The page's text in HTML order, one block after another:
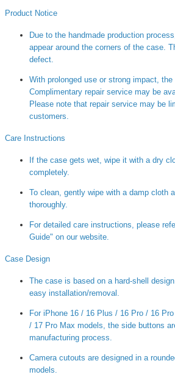
Product Notice
Due to the handmade production
appear around the corners of the case.
defect.
With prolonged use or strong impact,
Complimentary repair service may be
Please note that repair service may be
customers.
Care Instructions
If the case gets wet, wipe it with a dry
completely.
To clean, gently wipe with a damp cloth
thoroughly.
For detailed care instructions, please
Guide" on our website.
Case Design
The case is based on a hard-shell
easy installation/removal.
For iPhone 16 / 16 Plus / 16 Pro / 16
/ 17 Pro Max models, the side buttons
manufacturing process.
Camera cutouts are designed in a
models.